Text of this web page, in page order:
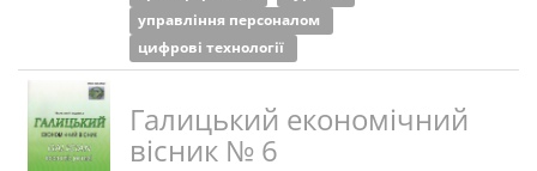
управління персоналом
цифрові технології
Галицький економічний
вісник № 6